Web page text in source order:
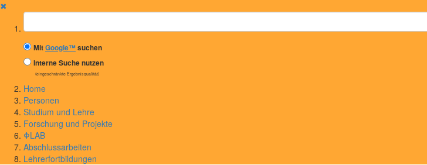
✖
Suchbegriff
MitGoogle™suchen
Interne Suche nutzen
(eingeschränkte Ergebnisqualität)
Home
Personen
Studium und Lehre
Forschung und Projekte
ΦLAB
Abschlussarbeiten
Lehrerfortbildungen